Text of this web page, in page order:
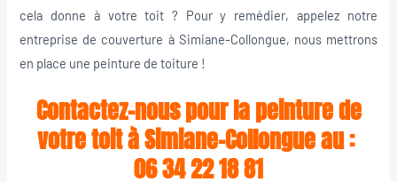
cela donne à votre toit ? Pour y remédier, appelez notre
entreprise de couverture à Simiane-Collongue, nous mettrons
en place une peinture de toiture !
Contactez-nous pour la peinture de
votre toit à Simiane-Collongue au :
06 34 22 18 81